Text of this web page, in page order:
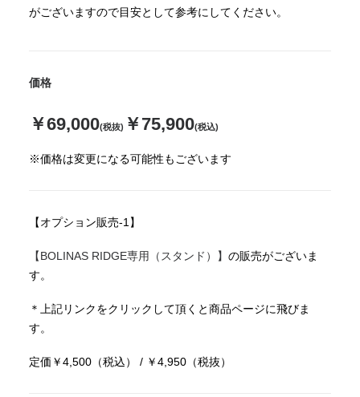
がございますので目安として参考にしてください。
価格
￥69,000(税抜) ￥75,900(税込)
※価格は変更になる可能性もございます
【オプション販売-1】
【BOLINAS RIDGE専用（スタンド）】 の販売がございま
す。
＊上記リンクをクリックして頂くと商品ページに飛びま
す。
定価￥4,500（税込） / ￥4,950（税抜）